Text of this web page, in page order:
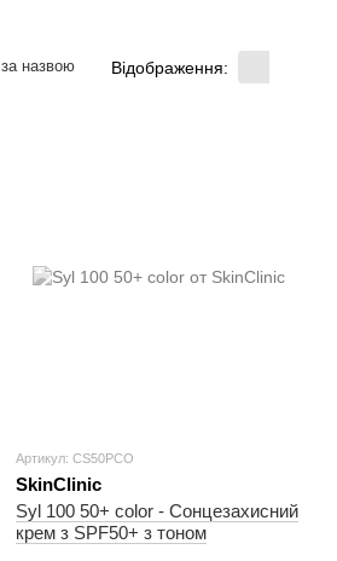
за назвою Відображення:
Артикул: CS50PCO
SkinClinic
Syl 100 50+ color - Сонцезахисний
крем з SPF50+ з тоном